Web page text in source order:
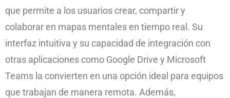
que permite a los usuarios crear, compartir y
colaborar en mapas mentales en tiempo real. Su
interfaz intuitiva y su capacidad de integración con
otras aplicaciones como Google Drive y Microsoft
Teams la convierten en una opción ideal para equipos
que trabajan de manera remota. Además,